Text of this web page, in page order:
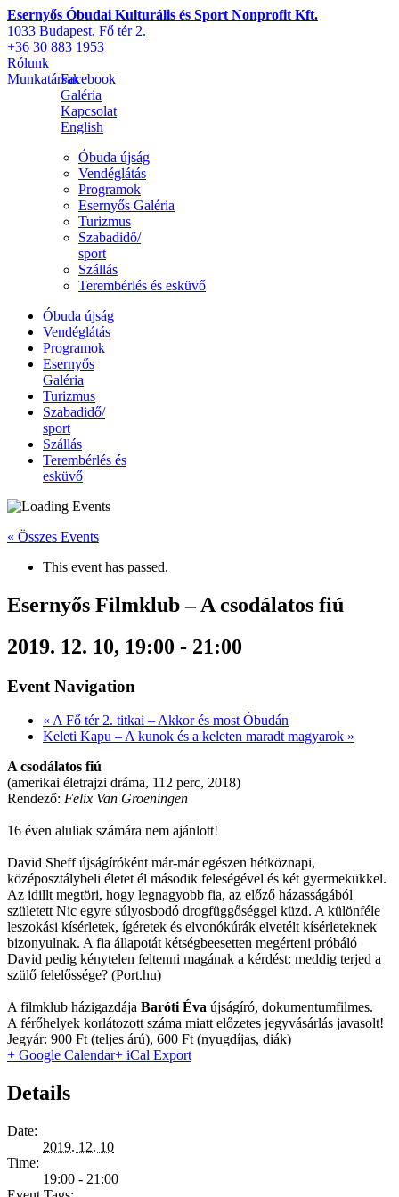
Esernyős Óbudai Kulturális és Sport Nonprofit Kft.
1033 Budapest, Fő tér 2.
+36 30 883 1953
Rólunk
MunkatársakFacebook
Galéria
Kapcsolat
English
Óbuda újság
Vendéglátás
Programok
Esernyős Galéria
Turizmus
Szabadidő/
sport
Szállás
Terembérlés és esküvő
Óbuda újság
Vendéglátás
Programok
Esernyős
Galéria
Turizmus
Szabadidő/
sport
Szállás
Terembérlés és
esküvő
« Összes Events
This event has passed.
Esernyős Filmklub – A csodálatos fiú
2019. 12. 10, 19:00 - 21:00
Event Navigation
« A Fő tér 2. titkai – Akkor és most Óbudán
Keleti Kapu – A kunok és a keleten maradt magyarok »
A csodálatos fiú
(amerikai életrajzi dráma, 112 perc, 2018)
Rendező: Felix Van Groeningen
16 éven aluliak számára nem ajánlott!
David Sheff újságíróként már-már egészen hétköznapi,
középosztálybeli életet él második feleségével és két gyermekükkel.
Az idillt megtöri, hogy legnagyobb fia, az előző házasságából
született Nic egyre súlyosbodó drogfüggőséggel küzd. A különféle
leszokási kísérletek, ígéretek és elvonókúrák elvetélt kísérleteknek
bizonyulnak. A fia állapotát kétségbeesetten megérteni próbáló
David pedig kénytelen feltenni magának a kérdést: meddig terjed a
szülő felelőssége? (Port.hu)
A filmklub házigazdája Baróti Éva újságíró, dokumentumfilmes.
A férőhelyek korlátozott száma miatt előzetes jegyvásárlás javasolt!
Jegyár: 900 Ft (teljes árú), 600 Ft (nyugdíjas, diák)
+ Google Calendar+ iCal Export
Details
Date:
2019. 12. 10
Time:
19:00 - 21:00